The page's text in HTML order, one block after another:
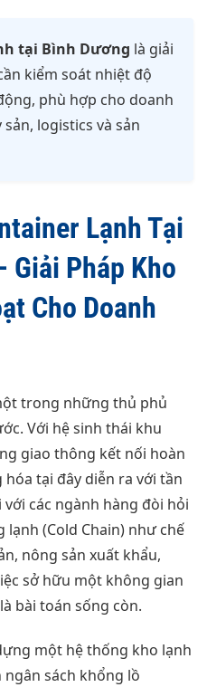
tại Bình Dương là giải
kiểm soát nhiệt độ
phù hợp cho doanh
logistics và sản
Lạnh Tại
Giải Pháp Kho
Cho Doanh
trong những thủ phủ
Với hệ sinh thái khu
giao thông kết nối hoàn
tại đây diễn ra với tần
các ngành hàng đòi hỏi
(Cold Chain) như chế
nông sản xuất khẩu,
sở hữu một không gian
bài toán sống còn.
một hệ thống kho lạnh
sách khổng lồ